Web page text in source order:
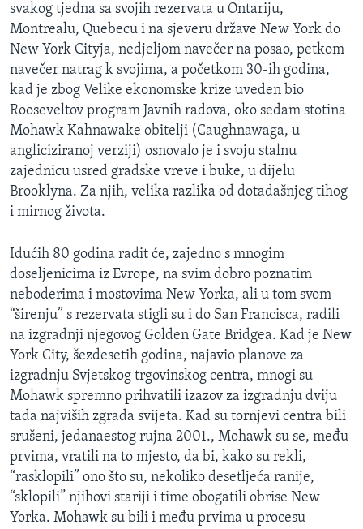
svakog tjedna sa svojih rezervata u Ontariju,
Montrealu, Quebecu i na sjeveru države New York do
New York Cityja, nedjeljom navečer na posao, petkom
navečer natrag k svojima, a početkom 30-ih godina,
kad je zbog Velike ekonomske krize uveden bio
Rooseveltov program Javnih radova, oko sedam stotina
Mohawk Kahnawake obitelji (Caughnawaga, u
angliciziranoj verziji) osnovalo je i svoju stalnu
zajednicu usred gradske vreve i buke, u dijelu
Brooklyna. Za njih, velika razlika od dotadašnjeg tihog
i mirnog života.
Idućih 80 godina radit će, zajedno s mnogim
doseljenicima iz Evrope, na svim dobro poznatim
neboderima i mostovima New Yorka, ali u tom svom
“širenju” s rezervata stigli su i do San Francisca, radili
na izgradnji njegovog Golden Gate Bridgea. Kad je New
York City, šezdesetih godina, najavio planove za
izgradnju Svjetskog trgovinskog centra, mnogi su
Mohawk spremno prihvatili izazov za izgradnju dviju
tada najviših zgrada svijeta. Kad su tornjevi centra bili
srušeni, jedanaestog rujna 2001., Mohawk su se, među
prvima, vratili na to mjesto, da bi, kako su rekli,
“rasklopili” ono što su, nekoliko desetljeća ranije,
“sklopili” njihovi stariji i time obogatili obrise New
Yorka. Mohawk su bili i među prvima u procesu